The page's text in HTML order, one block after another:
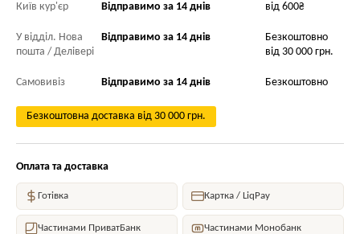
Київ кур'єр Відправимо за 14 днів від 600₴
У відділ. Нова
пошта / Делівері
Відправимо за 14 днів
Безкоштовно
від 30 000 грн.
Самовивіз Відправимо за 14 днів Безкоштовно
Безкоштовна доставка від 30 000 грн.
Оплата та доставка
Готівка Картка / LiqPay
Частинами ПриватБанк Частинами Монобанк